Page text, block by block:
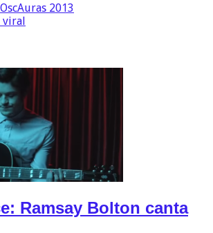
2013
viral
Ramsay Bolton canta